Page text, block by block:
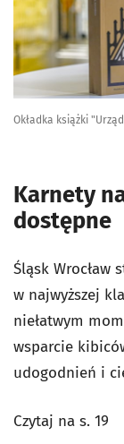
Okładka książki
Karnety
dostępne
Śląsk Wrocław
w najwyższej
niełatwym
wsparcie
udogodnień i
Czytaj na s. 19